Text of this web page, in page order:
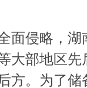
面侵略，
大部地区
方。为了